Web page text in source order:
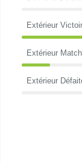
Extérieur
Extérieur
Extérieur